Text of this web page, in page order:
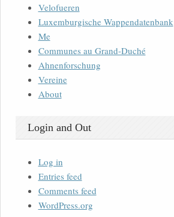
Velofueren
Luxemburgische Wappendatenbank
Me
Communes au Grand-Duché
Ahnenforschung
Vereine
About
Login and Out
Log in
Entries feed
Comments feed
WordPress.org